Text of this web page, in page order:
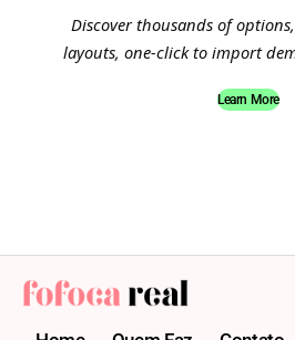
Discover thousands of
layouts, one-click to import
Learn More